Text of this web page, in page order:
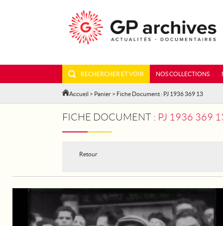
RECHERCHER ET VOIR NOS COLLECTIONS
Accueil > Panier > Fiche Document : PJ 1936 369 13
FICHE DOCUMENT : PJ 1936 369
Retour